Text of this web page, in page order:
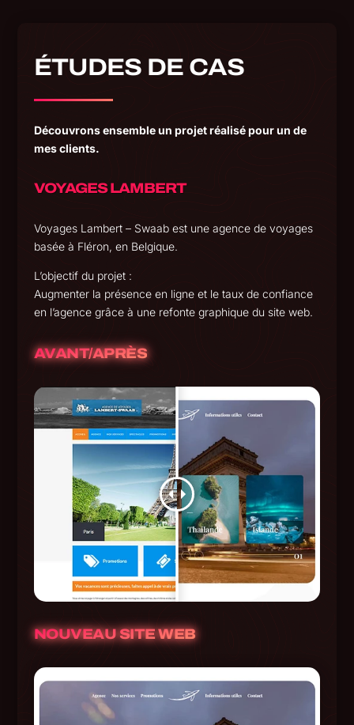
ÉTUDES DE CAS
Découvrons ensemble un projet réalisé pour un de
mes clients.
VOYAGES LAMBERT
Voyages Lambert – Swaab est une agence de voyages
basée à Fléron, en Belgique.
L’objectif du projet :
Augmenter la présence en ligne et le taux de confiance
en l’agence grâce à une refonte graphique du site web.
AVANT/APRÈS
NOUVEAU SITE WEB